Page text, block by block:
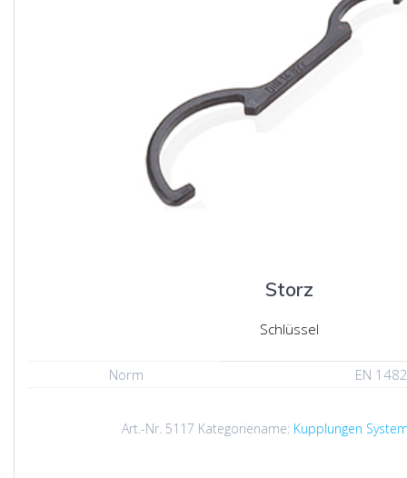
Storz
Schlüssel
Norm EN
Art.-Nr. 5117 Kategoriename: Kupplungen